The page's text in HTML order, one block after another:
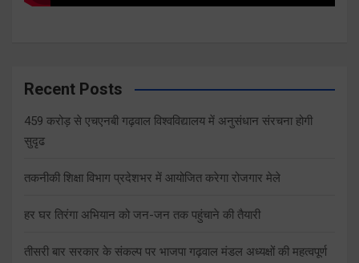
Recent Posts
459 करोड़ से एचएनबी गढ़वाल विश्वविद्यालय में अनुसंधान संरचना होगी
सुदृढ
तकनीकी शिक्षा विभाग प्रदेशभर में आयोजित करेगा रोजगार मेले
हर घर तिरंगा अभियान को जन-जन तक पहुंचाने की तैयारी
तीसरी बार सरकार के संकल्प पर भाजपा गढ़वाल मंडल अध्यक्षों की महत्वपूर्ण